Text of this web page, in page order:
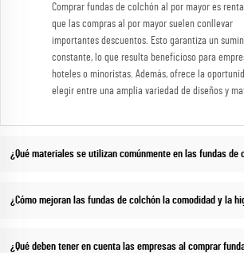
Comprar fundas de colchón al por mayor es
que las compras al por mayor suelen conllevar
importantes descuentos. Esto garantiza un
constante, lo que resulta beneficioso para
hoteles o minoristas. Además, ofrece la
elegir entre una amplia variedad de diseños y
¿Qué materiales se utilizan comúnmente en las fundas de
¿Cómo mejoran las fundas de colchón la comodidad y la
¿Qué deben tener en cuenta las empresas al comprar